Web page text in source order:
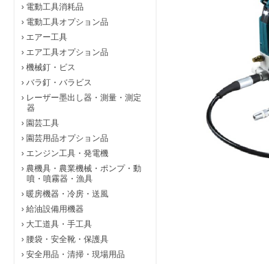
› 電動工具消耗品
› 電動工具オプション品
› エアー工具
› エア工具オプション品
› 機械釘・ビス
› バラ釘・バラビス
› レーザー墨出し器・測量・測定
器
› 園芸工具
› 園芸用品オプション品
› エンジン工具・発電機
› 農機具・農業機械・ポンプ・動
噴・噴霧器・漁具
› 暖房機器・冷房・送風
› 給油設備用機器
› 大工道具・手工具
› 腰袋・安全靴・保護具
› 安全用品・清掃・現場用品